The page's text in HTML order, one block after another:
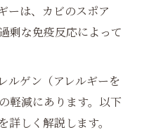
ーは、カビのスポア
剰な免疫反応によって
ルゲン（アレルギーを
軽減にあります。以下
しく解説します。